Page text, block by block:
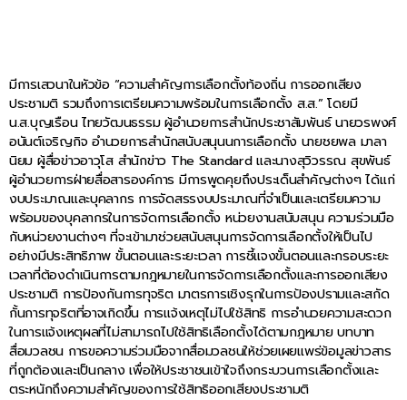
มีการเสวนาในหัวข้อ “ความสำคัญการเลือกตั้งท้องถิ่น การออกเสียง
ประชามติ รวมถึงการเตรียมความพร้อมในการเลือกตั้ง ส.ส.” โดยมี
น.ส.บุญเรือน ไทยวัฒนธรรม ผู้อำนวยการสำนักประชาสัมพันธ์ นายวรพงศ์
อนันต์เจริญกิจ อำนวยการสำนักสนับสนุนนการเลือกตั้ง นายชยพล มาลา
นิยม ผู้สื่อข่าวอาวุโส สำนักข่าว The Standard และนางสุวิวรรณ สุขพันธ์
ผู้อำนวยการฝ่ายสื่อสารองค์การ มีการพูดคุยถึงประเด็นสำคัญต่างๆ ได้แก่
งบประมาณและบุคลากร การจัดสรรงบประมาณที่จำเป็นและเตรียมความ
พร้อมของบุคลากรในการจัดการเลือกตั้ง หน่วยงานสนับสนุน ความร่วมมือ
กับหน่วยงานต่างๆ ที่จะเข้ามาช่วยสนับสนุนการจัดการเลือกตั้งให้เป็นไป
อย่างมีประสิทธิภาพ ขั้นตอนและระยะเวลา การชี้แจงขั้นตอนและกรอบระยะ
เวลาที่ต้องดำเนินการตามกฎหมายในการจัดการเลือกตั้งและการออกเสียง
ประชามติ การป้องกันการทุจริต มาตรการเชิงรุกในการป้องปรามและสกัด
กั้นการทุจริตที่อาจเกิดขึ้น การแจ้งเหตุไม่ไปใช้สิทธิ การอำนวยความสะดวก
ในการแจ้งเหตุผลที่ไม่สามารถไปใช้สิทธิเลือกตั้งได้ตามกฎหมาย บทบาท
สื่อมวลชน การขอความร่วมมือจากสื่อมวลชนให้ช่วยเผยแพร่ข้อมูลข่าวสาร
ที่ถูกต้องและเป็นกลาง เพื่อให้ประชาชนเข้าใจถึงกระบวนการเลือกตั้งและ
ตระหนักถึงความสำคัญของการใช้สิทธิออกเสียงประชามติ